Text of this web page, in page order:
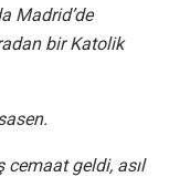
Madrid’de
bir Katolik
cemaat geldi, asıl